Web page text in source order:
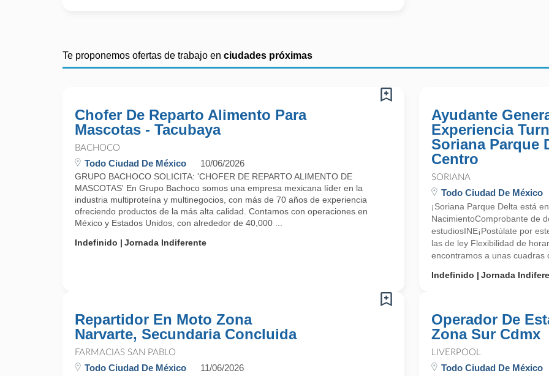
Te proponemos ofertas de trabajo en ciudades próximas
Chofer De Reparto Alimento Para
Mascotas - Tacubaya
BACHOCO
Todo Ciudad De México 10/06/2026
GRUPO BACHOCO SOLICITA: 'CHOFER DE REPARTO ALIMENTO DE
MASCOTAS' En Grupo Bachoco somos una empresa mexicana líder en la
industria multiproteína y multinegocios, con más de 70 años de experiencia
ofreciendo productos de la más alta calidad. Contamos con operaciones en
México y Estados Unidos, con alrededor de 40,000 ...
Indefinido
Jornada Indiferente
Ayudante
Experiencia
Soriana Parque
Centro
SORIANA
Todo Ciudad De México
¡Soriana Parque Delta está
NacimientoComprobante de
estudiosINE¡Postúlate por
las de ley Flexibilidad de
encontramos a unas cuadras
Indefinido
Jornada
Repartidor En Moto Zona
Narvarte, Secundaria Concluida
FARMACIAS SAN PABLO
Todo Ciudad De México 11/06/2026
Operador De
Zona Sur Cdmx
LIVERPOOL
Todo Ciudad De México